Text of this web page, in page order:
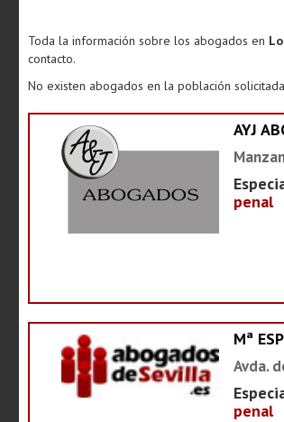
Toda la información sobre los abogados en
contacto.
No existen abogados en la población
AYJ
penal
Mª
Avda.
penal